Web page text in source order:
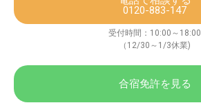
0120-883-147
受付時間：10:00～18:00
（12/30～1/3休業)
合宿免許を見る